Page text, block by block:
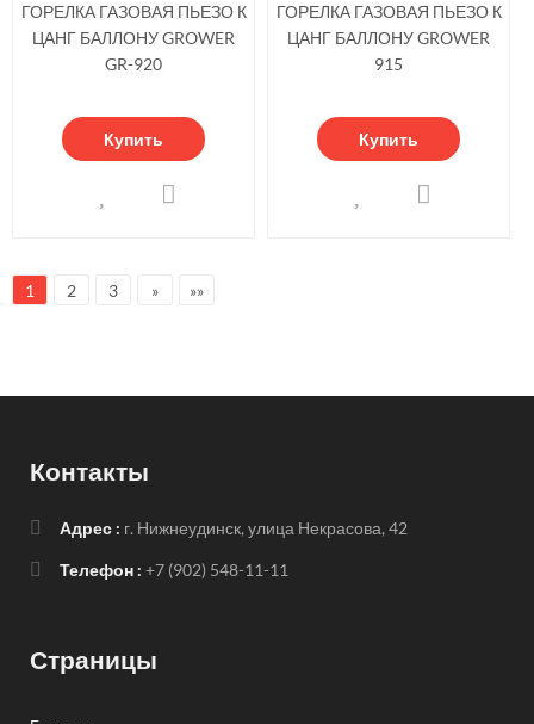
ГОРЕЛКА ГАЗОВАЯ ПЬЕЗО К
ЦАНГ БАЛЛОНУ GROWER
GR-920
Купить
ГОРЕЛКА ГАЗОВАЯ ПЬЕЗО К
ЦАНГ БАЛЛОНУ GROWER
915
Купить
1 2 3 » »»
Контакты
Адрес : г. Нижнеудинск, улица Некрасова, 42
Телефон : +7 (902) 548-11-11
Страницы